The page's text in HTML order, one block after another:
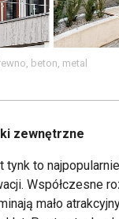
beton, metal
zewnętrzne
tynk to
Współczesne
mało